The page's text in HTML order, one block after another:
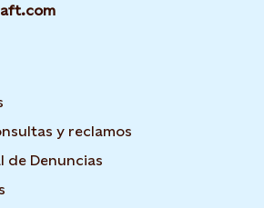
y reclamos
de Denuncias